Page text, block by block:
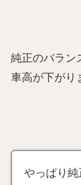
純正のバラン
車高が下がり
やっぱり